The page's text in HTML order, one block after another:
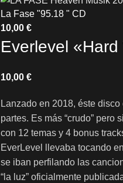
La Fase "95.18 " CD
Everlevel «Hard
€
Lanzado en 2018, éste
partes. Es más “crudo”
con 12 temas y 4 bonus
EverLevel llevaba tocando
se iban perfilando las
“la luz” oficialmente